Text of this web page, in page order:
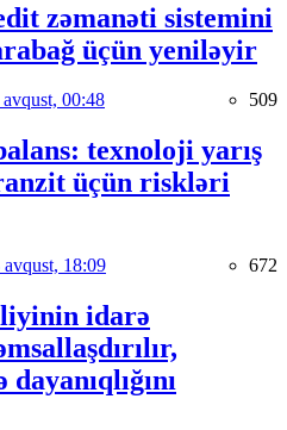
zəmanəti sistemini
üçün yeniləyir
00:48 509
texnoloji yarış
üçün riskləri
avqust, 18:09 672
idarə